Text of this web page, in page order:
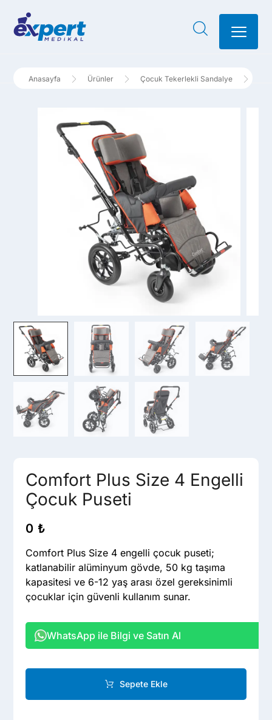
Ürünler Çocuk Tekerlekli Sandalye
Comfort Plus Size 4 Engelli
Çocuk Puseti
0 ₺
Comfort Plus Size 4 engelli çocuk puseti;
katlanabilir alüminyum gövde, 50 kg taşıma
kapasitesi ve 6-12 yaş arası özel gereksinimli
çocuklar için güvenli kullanım sunar.
WhatsApp ile Bilgi ve Satın Al
Sepete Ekle